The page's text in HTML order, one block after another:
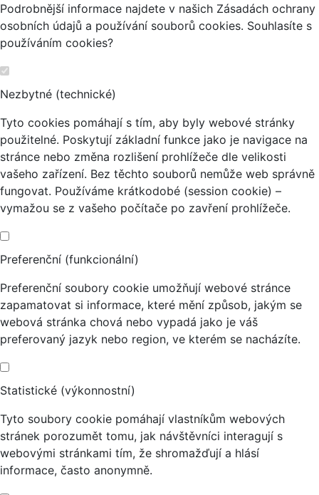
Podrobnější informace najdete v našich Zásadách ochrany
osobních údajů a používání souborů cookies. Souhlasíte s
používáním cookies?
Nezbytné (technické)
Tyto cookies pomáhají s tím, aby byly webové stránky
použitelné. Poskytují základní funkce jako je navigace na
stránce nebo změna rozlišení prohlížeče dle velikosti
vašeho zařízení. Bez těchto souborů nemůže web správně
fungovat. Používáme krátkodobé (session cookie) –
vymažou se z vašeho počítače po zavření prohlížeče.
Preferenční (funkcionální)
Preferenční soubory cookie umožňují webové stránce
zapamatovat si informace, které mění způsob, jakým se
webová stránka chová nebo vypadá jako je váš
preferovaný jazyk nebo region, ve kterém se nacházíte.
Statistické (výkonnostní)
Tyto soubory cookie pomáhají vlastníkům webových
stránek porozumět tomu, jak návštěvníci interagují s
webovými stránkami tím, že shromažďují a hlásí
informace, často anonymně.